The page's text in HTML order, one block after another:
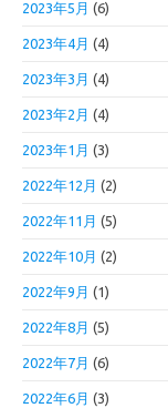
2023年5月 (6)
2023年4月 (4)
2023年3月 (4)
2023年2月 (4)
2023年1月 (3)
2022年12月 (2)
2022年11月 (5)
2022年10月 (2)
2022年9月 (1)
2022年8月 (5)
2022年7月 (6)
2022年6月 (3)